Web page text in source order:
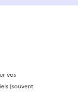
vos
(souvent